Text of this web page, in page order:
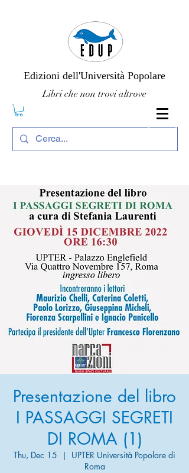
Edizioni dell'Università Popolare
Libri che non trovi altrove
Presentazione del libro
I PASSAGGI SEGRETI
DI ROMA (1)
Thu, Dec 15
  |
UPTER Università Popolare di
Roma